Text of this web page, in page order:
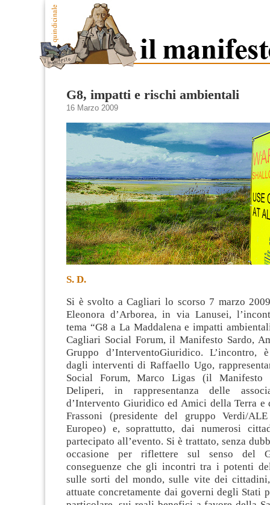
G8, impatti e rischi ambientali
16 Marzo 2009
S. D.
Si è svolto a Cagliari lo scorso 7 marzo
Eleonora d’Arborea, in via Lanusei,
tema “G8 a La Maddalena e impatti
Cagliari Social Forum, il Manifesto Sardo,
Gruppo d’InterventoGiuridico.L’incontro,
dagli interventi di Raffaello Ugo,
Social Forum, Marco Ligas (il Manifesto
Deliperi, in rappresentanza delle
d’Intervento Giuridico ed Amici della Terra e
Frassoni (presidente del gruppo Verdi/
Europeo) e, soprattutto, dai numerosi
partecipato all’evento. Si è trattato, senza
occasione per riflettere sul senso del
conseguenze che gli incontri tra i potenti
sulle sorti del mondo, sulle vite dei
attuate concretamente dai governi degli Stati